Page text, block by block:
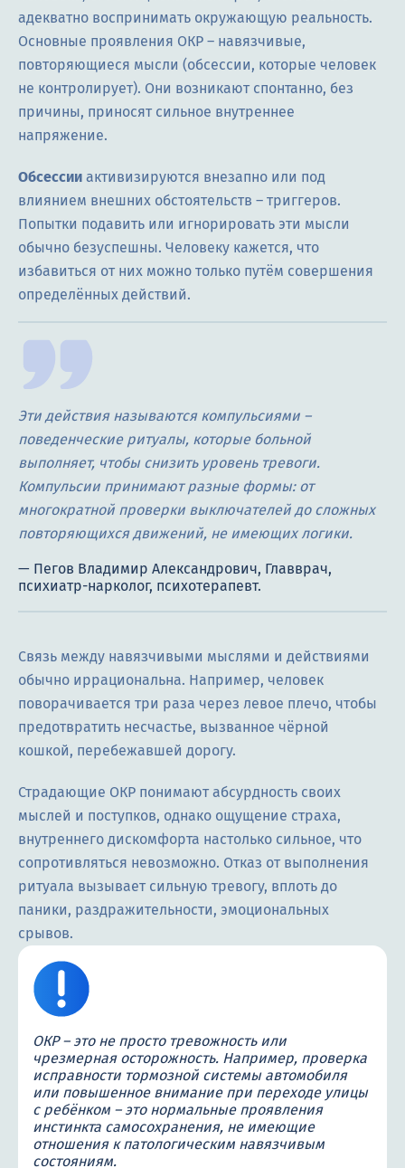
адекватно воспринимать окружающую реальность.
Основные проявления ОКР – навязчивые,
повторяющиеся мысли (обсессии, которые человек
не контролирует). Они возникают спонтанно, без
причины, приносят сильное внутреннее
напряжение.
Обсессии активизируются внезапно или под
влиянием внешних обстоятельств – триггеров.
Попытки подавить или игнорировать эти мысли
обычно безуспешны. Человеку кажется, что
избавиться от них можно только путём совершения
определённых действий.
Эти действия называются компульсиями –
поведенческие ритуалы, которые больной
выполняет, чтобы снизить уровень тревоги.
Компульсии принимают разные формы: от
многократной проверки выключателей до сложных
повторяющихся движений, не имеющих логики.
Связь между навязчивыми мыслями и действиями
обычно иррациональна. Например, человек
поворачивается три раза через левое плечо, чтобы
предотвратить несчастье, вызванное чёрной
кошкой, перебежавшей дорогу.
Страдающие ОКР понимают абсурдность своих
мыслей и поступков, однако ощущение страха,
внутреннего дискомфорта настолько сильное, что
сопротивляться невозможно. Отказ от выполнения
ритуала вызывает сильную тревогу, вплоть до
паники, раздражительности, эмоциональных
срывов.
ОКР – это не просто тревожность или
чрезмерная осторожность. Например, проверка
исправности тормозной системы автомобиля
или повышенное внимание при переходе улицы
с ребёнком – это нормальные проявления
инстинкта самосохранения, не имеющие
отношения к патологическим навязчивым
состояниям.